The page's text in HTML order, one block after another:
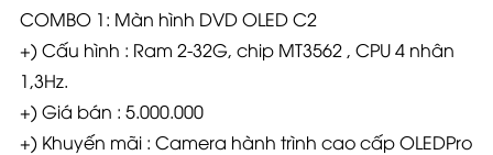
COMBO 1: Màn hình DVD OLED C2
+) Cấu hình : Ram 2-32G, chip MT3562 , CPU 4 nhân
1,3Hz.
+) Giá bán : 5.000.000
+) Khuyến mãi : Camera hành trình cao cấp OLEDPro